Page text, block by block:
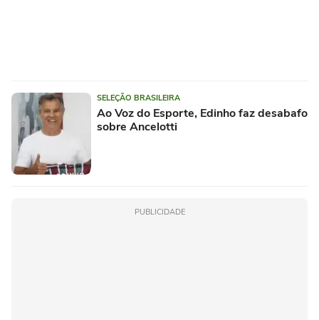
SELEÇÃO BRASILEIRA
Ao Voz do Esporte, Edinho faz desabafo
sobre Ancelotti
PUBLICIDADE